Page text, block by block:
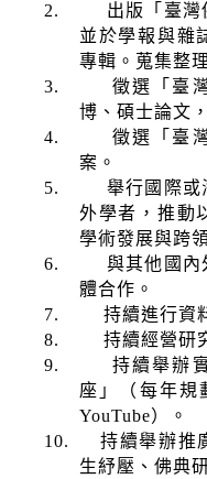
2.
出版「臺灣
並於學報與雜
專輯。蒐集整
3.
徵選「臺
博、碩士論文
4.
徵選「臺
案。
5.
舉行國際或
外學者，推動
學術發展與跨
6.
與其他國內
體合作。
7.
持續進行資
8.
持續經營研
9.
持續舉辦
座」（每年規
YouTube）。
10.
持續舉辦推
生紓壓、佛典